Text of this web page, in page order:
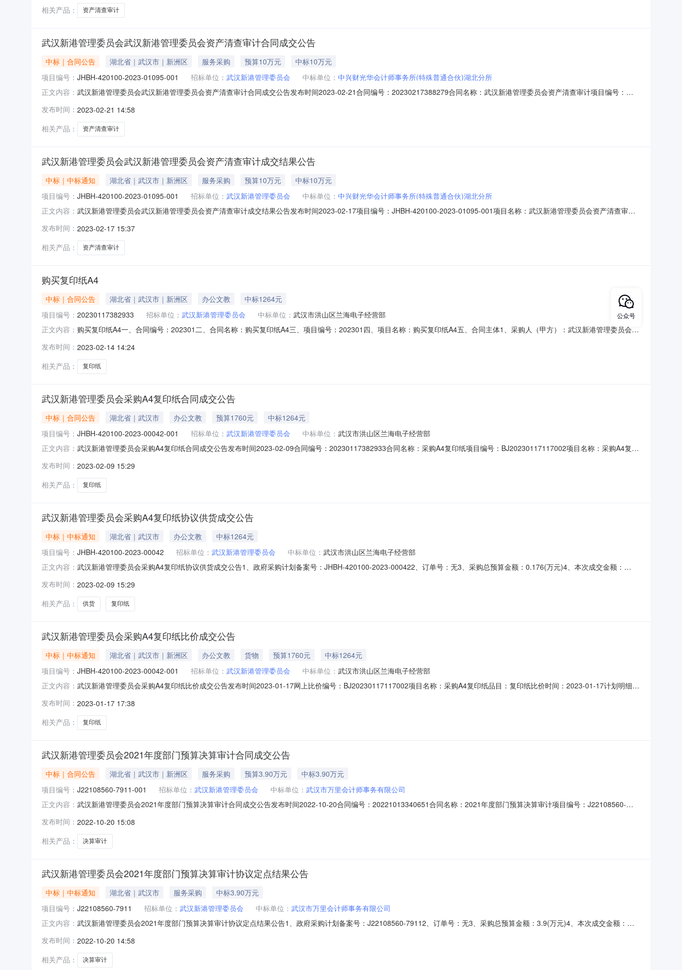
相关产品：
资产清查审计
武汉新港管理委员会武汉新港管理委员会资产清查审计合同成交公告
中标｜合同公告 湖北省｜武汉市｜新洲区 服务采购 预算10万元
中标10万元
项目编号： JHBH-420100-2023-01095-001 招标单位： 武汉新港管理委员会 中标单位： 中兴财光华会计师事务所(特殊普通合伙)湖北分所
正文内容： 武汉新港管理委员会武汉新港管理委员会资产清查审计合同成交公告发布时间2023-02-21合同编号：20230217388279合同名称：武汉新港管理委员会资产清查审计项目编号：
汉新港管理委员会供应方（乙方）：中兴财光华会计师事务所（特殊普通合伙）湖北分所成交报价：99,972.00元合同签订时间：2023
发布时间： 2023-02-21 14:58
相关产品：
资产清查审计
武汉新港管理委员会武汉新港管理委员会资产清查审计成交结果公告
中标｜中标通知 湖北省｜武汉市｜新洲区 服务采购 预算10万元
中标10万元
项目编号： JHBH-420100-2023-01095-001 招标单位： 武汉新港管理委员会 中标单位： 中兴财光华会计师事务所(特殊普通合伙)湖北分所
正文内容： 武汉新港管理委员会武汉新港管理委员会资产清查审计成交结果公告发布时间2023-02-17项目编号：JHBH-420100-2023-01095-001项目名称：武汉新港管理委员会资产清查审计
02785662390采购需求说明：武汉新港委权属范围内国有资产审计采购需求附件：扫描0009.pdf(0.32M)供应商名称：中兴财光华会计师事务所（特殊普通
发布时间： 2023-02-17 15:37
相关产品：
资产清查审计
购买复印纸A4
中标｜合同公告 湖北省｜武汉市｜新洲区 办公文教
中标1264元
项目编号： 20230117382933 招标单位： 武汉新港管理委员会 中标单位： 武汉市洪山区兰海电子经营部
正文内容： 购买复印纸A4一、合同编号：202301二、合同名称：购买复印纸A4三、项目编号：202301四、项目名称：购买复印纸A4五、合同主体1、采购人（甲方）：武汉新港管理委员会本
18986037376六、合同主要信息1、主要标的名称：17602、规格型号（或服务要求）：详见合同文本3、主要标的数量：8.0000箱4、主要标的单价：158.0000元5、合同金
发布时间： 2023-02-14 14:24
相关产品：
复印纸
武汉新港管理委员会采购A4复印纸合同成交公告
中标｜合同公告 湖北省｜武汉市 办公文教 预算1760元
中标1264元
项目编号： JHBH-420100-2023-00042-001 招标单位： 武汉新港管理委员会 中标单位： 武汉市洪山区兰海电子经营部
正文内容： 武汉新港管理委员会采购A4复印纸合同成交公告发布时间2023-02-09合同编号：20230117382933合同名称：采购A4复印纸项目编号：BJ20230117117002项目名称：采购A4复印
1,264.00元合同签订时间：2023-01-20合同公告时间：2023-02-09合同附件：A4复印纸采购合同.pdf(0.69M
发布时间： 2023-02-09 15:29
相关产品：
复印纸
武汉新港管理委员会采购A4复印纸协议供货成交公告
中标｜中标通知 湖北省｜武汉市 办公文教
中标1264元
项目编号： JHBH-420100-2023-00042 招标单位： 武汉新港管理委员会 中标单位： 武汉市洪山区兰海电子经营部
正文内容： 武汉新港管理委员会采购A4复印纸协议供货成交公告1、政府采购计划备案号：JHBH-420100-2023-000422、订单号：无3、采购总预算金额：0.176(万元)4、本次成交金额：
方式：议价11、成交内容：复印纸8.0台相关下载
发布时间： 2023-02-09 15:29
相关产品：
供货 复印纸
武汉新港管理委员会采购A4复印纸比价成交公告
中标｜中标通知 湖北省｜武汉市｜新洲区 办公文教 货物 预算1760元
中标1264元
项目编号： JHBH-420100-2023-00042-001 招标单位： 武汉新港管理委员会 中标单位： 武汉市洪山区兰海电子经营部
正文内容： 武汉新港管理委员会采购A4复印纸比价成交公告发布时间2023-01-17网上比价编号：BJ20230117117002项目名称：采购A4复印纸品目：复印纸比价时间：2023-01-17计划明细编
电话：02785662761成交供应商名称：武汉市洪山区兰海电子经营部供应商地址：武汉市洪山区街道口鹏程国际B座1500供应商联系人：
发布时间： 2023-01-17 17:38
相关产品：
复印纸
武汉新港管理委员会2021年度部门预算决算审计合同成交公告
中标｜合同公告 湖北省｜武汉市｜新洲区 服务采购 预算3.90万元
中标3.90万元
项目编号： J22108560-7911-001 招标单位： 武汉新港管理委员会 中标单位： 武汉市万里会计师事务有限公司
正文内容： 武汉新港管理委员会2021年度部门预算决算审计合同成交公告发布时间2022-10-20合同编号：20221013340651合同名称：2021年度部门预算决算审计项目编号：J22108560-
市万里会计师事务有限公司成交报价：39,000.00元合同签订时间：2022-10-19合同公告时间：2022-10-20合同附件：2
发布时间： 2022-10-20 15:08
相关产品：
决算审计
武汉新港管理委员会2021年度部门预算决算审计协议定点结果公告
中标｜中标通知 湖北省｜武汉市 服务采购
中标3.90万元
项目编号： J22108560-7911 招标单位： 武汉新港管理委员会 中标单位： 武汉市万里会计师事务有限公司
正文内容： 武汉新港管理委员会2021年度部门预算决算审计协议定点结果公告1、政府采购计划备案号：J22108560-79112、订单号：无3、采购总预算金额：3.9(万元)4、本次成交金额：
方式：议价11、成交内容：审计服务相关下载
发布时间： 2022-10-20 14:58
相关产品：
决算审计
公众号